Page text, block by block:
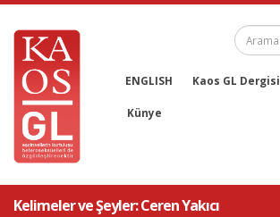
ENGLISH Kaos GL Dergisi
Künye
Kelimeler ve Şeyler: Ceren Yakıcı